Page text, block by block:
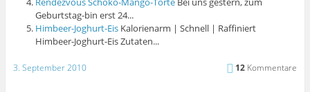
Geburtstag-bin erst 24...
Himbeer-Joghurt-Eis Kalorienarm | Schnell | Raffiniert
Himbeer-Joghurt-Eis Zutaten...
3. September 2010 12 Kommentare